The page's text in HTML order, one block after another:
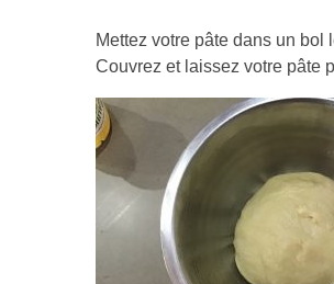
Mettez votre pâte dans un bol
Couvrez et laissez votre pâte